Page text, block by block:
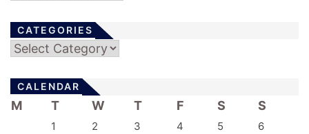
CATEGORIES
Categories
CALENDAR
M T W T F S S
1 2 3 4 5
6